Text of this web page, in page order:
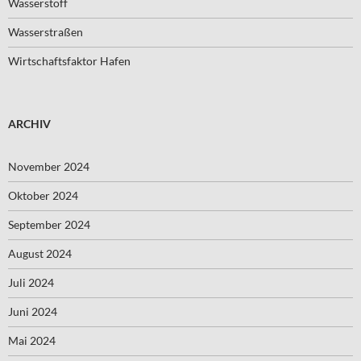
Wasserstraßen
Wirtschaftsfaktor Hafen
ARCHIV
November 2024
Oktober 2024
September 2024
August 2024
Juli 2024
Juni 2024
Mai 2024